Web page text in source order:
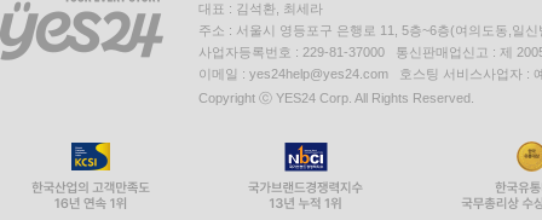
대표 : 김석환, 최세라
주소 : 서울시 영등포구 은행로 11, 5층~6층(여의도동,일신
사업자등록번호 : 229-81-37000 통신판매업신고 : 제
이메일 : yes24help@yes24.com 호스팅 서비스사업자 :
Copyright ⓒ YES24 Corp. All Rights Reserved.